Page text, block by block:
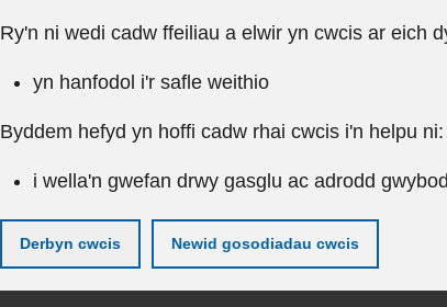
Ry'n ni wedi cadw ffeiliau a elwir yn cwcis ar eich
yn hanfodol i'r safle weithio
Byddem hefyd yn hoffi cadw rhai cwcis i'n helpu ni:
i wella'n gwefan drwy gasglu ac adrodd
Derbyn cwcis Newid gosodiadau cwcis